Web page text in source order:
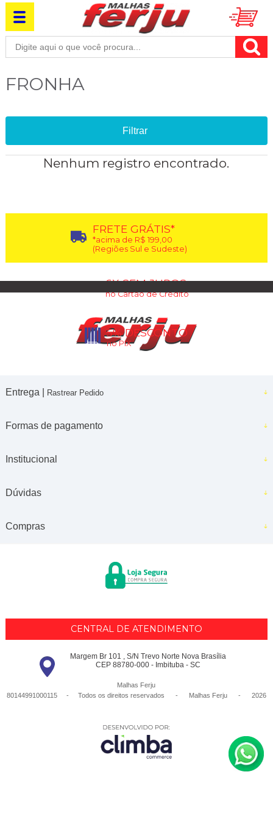
FRONHA
Filtrar
Nenhum registro encontrado.
FRETE GRÁTIS*
*acima de R$ 199,00
(Regiões Sul e Sudeste)
6X SEM JUROS
no Cartão de Crédito
5% DESCONTO
no PIX
Entrega | Rastrear Pedido
Formas de pagamento
Institucional
Dúvidas
Compras
CENTRAL DE ATENDIMENTO
Margem Br 101 , S/N Trevo Norte Nova Brasília
CEP 88780-000 - Imbituba - SC
Malhas Ferju
80144991000115 - Todos os direitos reservados
- Malhas Ferju - 2026